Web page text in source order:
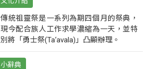
傳統祖靈祭是一系列為期四個月的祭典，
現今配合族人工作求學濃縮為一天，並特
別將「勇士祭(Ta‘avala)」凸顯辦理。
小辭典